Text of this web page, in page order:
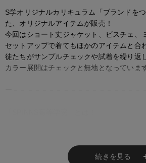
S学オリジナルカリキュラム「ブランドを
た、オリジナルアイテムが販売！
今回はショート丈ジャケット、ビスチェ、
セットアップで着てもほかのアイテムと合
徒たちがサンプルチェックや試着を繰り
カラー展開はチェックと無地となっていま
制高校と提携するサポート校です。
SPINNS高等学院は生徒が楽しみながらフ
続きを見る